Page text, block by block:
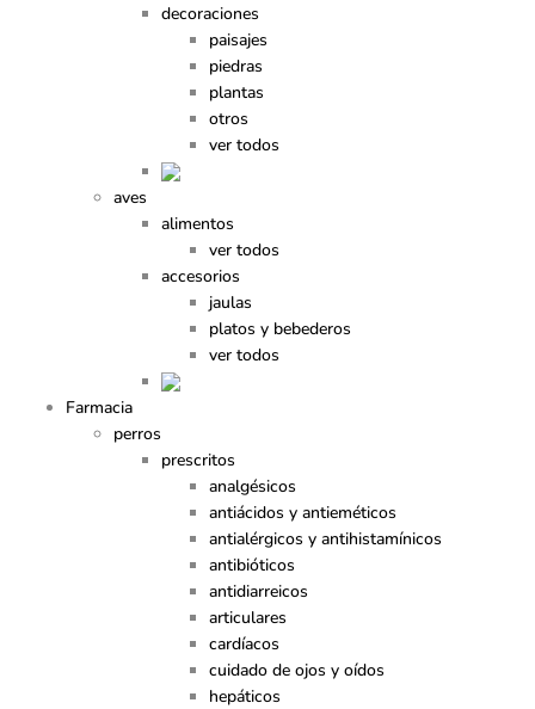
decoraciones
paisajes
piedras
plantas
otros
ver todos
aves
alimentos
ver todos
accesorios
jaulas
platos y bebederos
ver todos
Farmacia
perros
prescritos
analgésicos
antiácidos y antieméticos
antialérgicos y antihistamínicos
antibióticos
antidiarreicos
articulares
cardíacos
cuidado de ojos y oídos
hepáticos